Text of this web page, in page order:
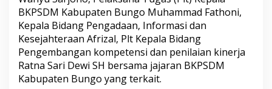
a
e
n
B
u
n
g
BKPSDM Kabupaten Bungo Muhammad Fathoni,
Kepala Bidang Pengadaan, Informasi dan
Kesejahteraan Afrizal, Plt Kepala Bidang
Pengembangan kompetensi dan penilaian kinerja
Ratna Sari Dewi SH bersama jajaran BKPSDM
Kabupaten Bungo yang terkait.